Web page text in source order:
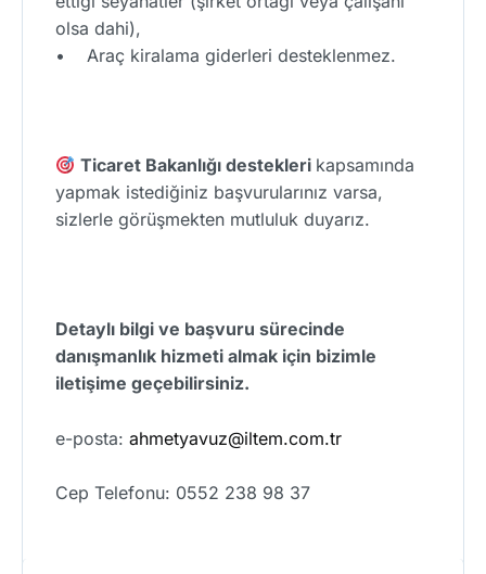
olsa dahi),
• Araç kiralama giderleri desteklenmez.
Ticaret Bakanlığı destekleri kapsamında
yapmak istediğiniz başvurularınız varsa,
sizlerle görüşmekten mutluluk duyarız.
Detaylı bilgi ve başvuru sürecinde
danışmanlık hizmeti almak için bizimle
iletişime geçebilirsiniz.
e-posta: ahmetyavuz@iltem.com.tr
Cep Telefonu: 0552 238 98 37